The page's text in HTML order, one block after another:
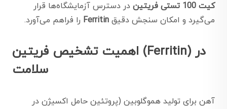
کیت 100 تستی فریتین
در دسترس آزمایشگاه‌ها قرار
می‌گیرد و امکان سنجش دقیق Ferritin را فراهم می‌آورد.
اهمیت تشخیص فریتین (Ferritin) در
سلامت
آهن برای تولید هموگلوبین (پروتئین حامل اکسیژن در